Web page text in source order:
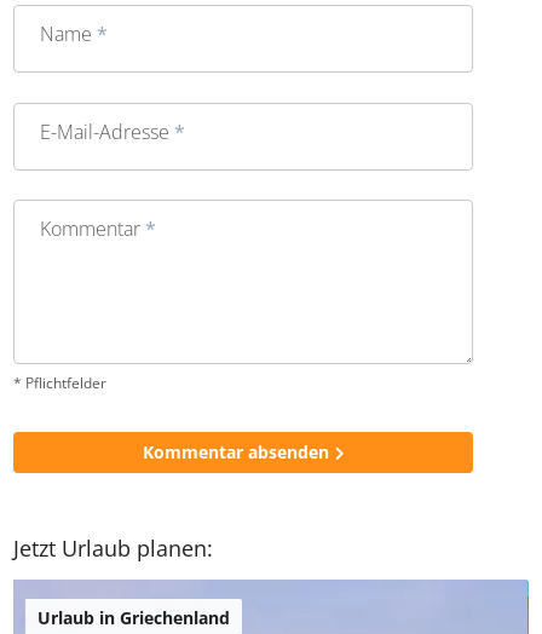
Name *
E-Mail-Adresse *
Kommentar *
* Pflichtfelder
Kommentar absenden
Jetzt Urlaub planen:
Urlaub in Griechenland